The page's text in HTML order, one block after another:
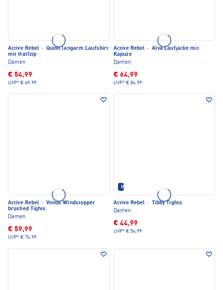
Active Rebel · Quinn langarm Laufshirt
mit Halfzip
Damen
€ 54,99
UVP* € 69,99
Active Rebel · Alva Laufjacke mit
Kapuze
Damen
€ 64,99
UVP* € 84,99
Active Rebel · Venus Windstopper
brushed Tights
Damen
€ 59,99
UVP* € 74,99
IM SET ERHÄLTLICH
Active Rebel ·
Tibby Tights
Damen
€ 44,99
UVP* € 54,99